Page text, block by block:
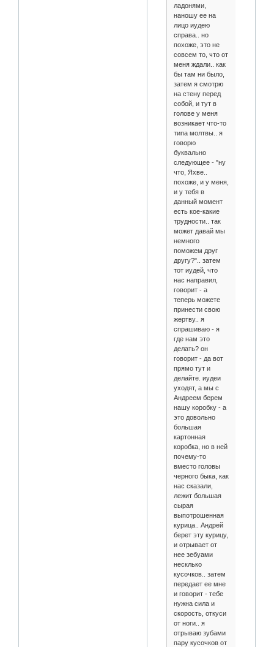
ладонями,
наношу ее на
лицо иудею
справа.. но
похоже, это не
совсем то, что от
меня ждали.. как
бы там ни было,
затем я смотрю
на стену перед
собой, и тут в
голове у меня
возникает что-то
типа молтвы.. я
говорю
буквально
следующее - "ну
что, Яхве..
похоже, и у меня,
и у тебя в
данный момент
есть кое-какие
трудности.. так
может давай мы
немного
поможем друг
другу?".. затем
тот иудей, что
нас направил,
говорит - а
теперь можете
принести свою
жертву.. я
спрашиваю - я
где нам это
делать? он
говорит - да вот
прямо тут и
делайте. иудеи
уходят, а мы с
Андреем берем
нашу коробку - а
это довольно
большая
картонная
коробка, но в ней
почему-то
вместо головы
черного быка, как
нас сказали,
лежит большая
сырая
выпотрошенная
курица.. Андрей
берет эту курицу,
и отрывает от
нее зебуами
несклько
кусочков.. затем
передает ее мне
и говорит - тебе
нужна сила и
скорость, откуси
от ноги.. я
отрываю зубами
пару кусочков от